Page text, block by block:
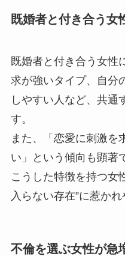
既婚者と付き合う女
既婚者と付き合う女性
求が強いタイプ、自分
しやすい人など、共通
す。
また、「恋愛に刺激を
い」という傾向も顕著
こうした特徴を持つ女
入らない存在”に惹か
不倫を選ぶ女性が急